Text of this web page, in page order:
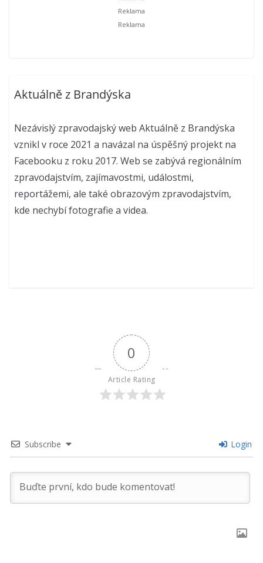
Aktuálně z Brandýska
Nezávislý zpravodajský web Aktuálně z Brandýska
vznikl v roce 2021 a navázal na úspěšný projekt na
Facebooku z roku 2017. Web se zabývá regionálním
zpravodajstvím, zajímavostmi, událostmi,
reportážemi, ale také obrazovým zpravodajstvím,
kde nechybí fotografie a videa.
0
Article Rating
Subscribe Login